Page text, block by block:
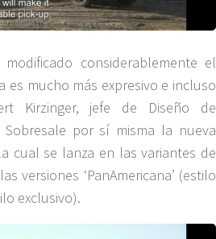
considerablemente el
es mucho más expresivo e incluso
Kirzinger, jefe de Diseño de
Sobresale por sí misma la nueva
cual se lanza en las variantes de
versiones ‘PanAmericana’ (estilo
exclusivo).